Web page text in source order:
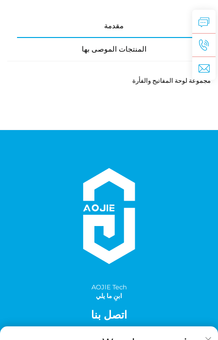
مقدمة
المنتجات الموصى بها
مجموعة لوحة المفاتيح والفأرة
AOJlE Tech
ابنِ ما يلي
اتصل بنا